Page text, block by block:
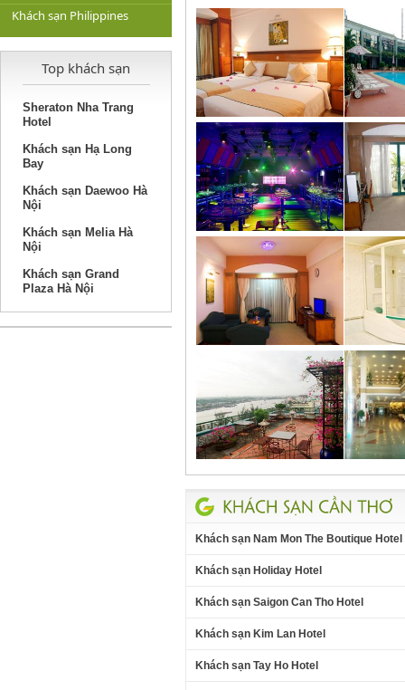
Khách sạn Philippines
Top khách sạn
Sheraton Nha Trang
Hotel
Khách sạn Hạ Long
Bay
Khách sạn Daewoo Hà
Nội
Khách sạn Melia Hà
Nội
Khách sạn Grand
Plaza Hà Nội
Khách sạn Nam Mon The Boutique Hotel
Khách sạn Holiday Hotel
Khách sạn Saigon Can Tho Hotel
Khách sạn Kim Lan Hotel
Khách sạn Tay Ho Hotel